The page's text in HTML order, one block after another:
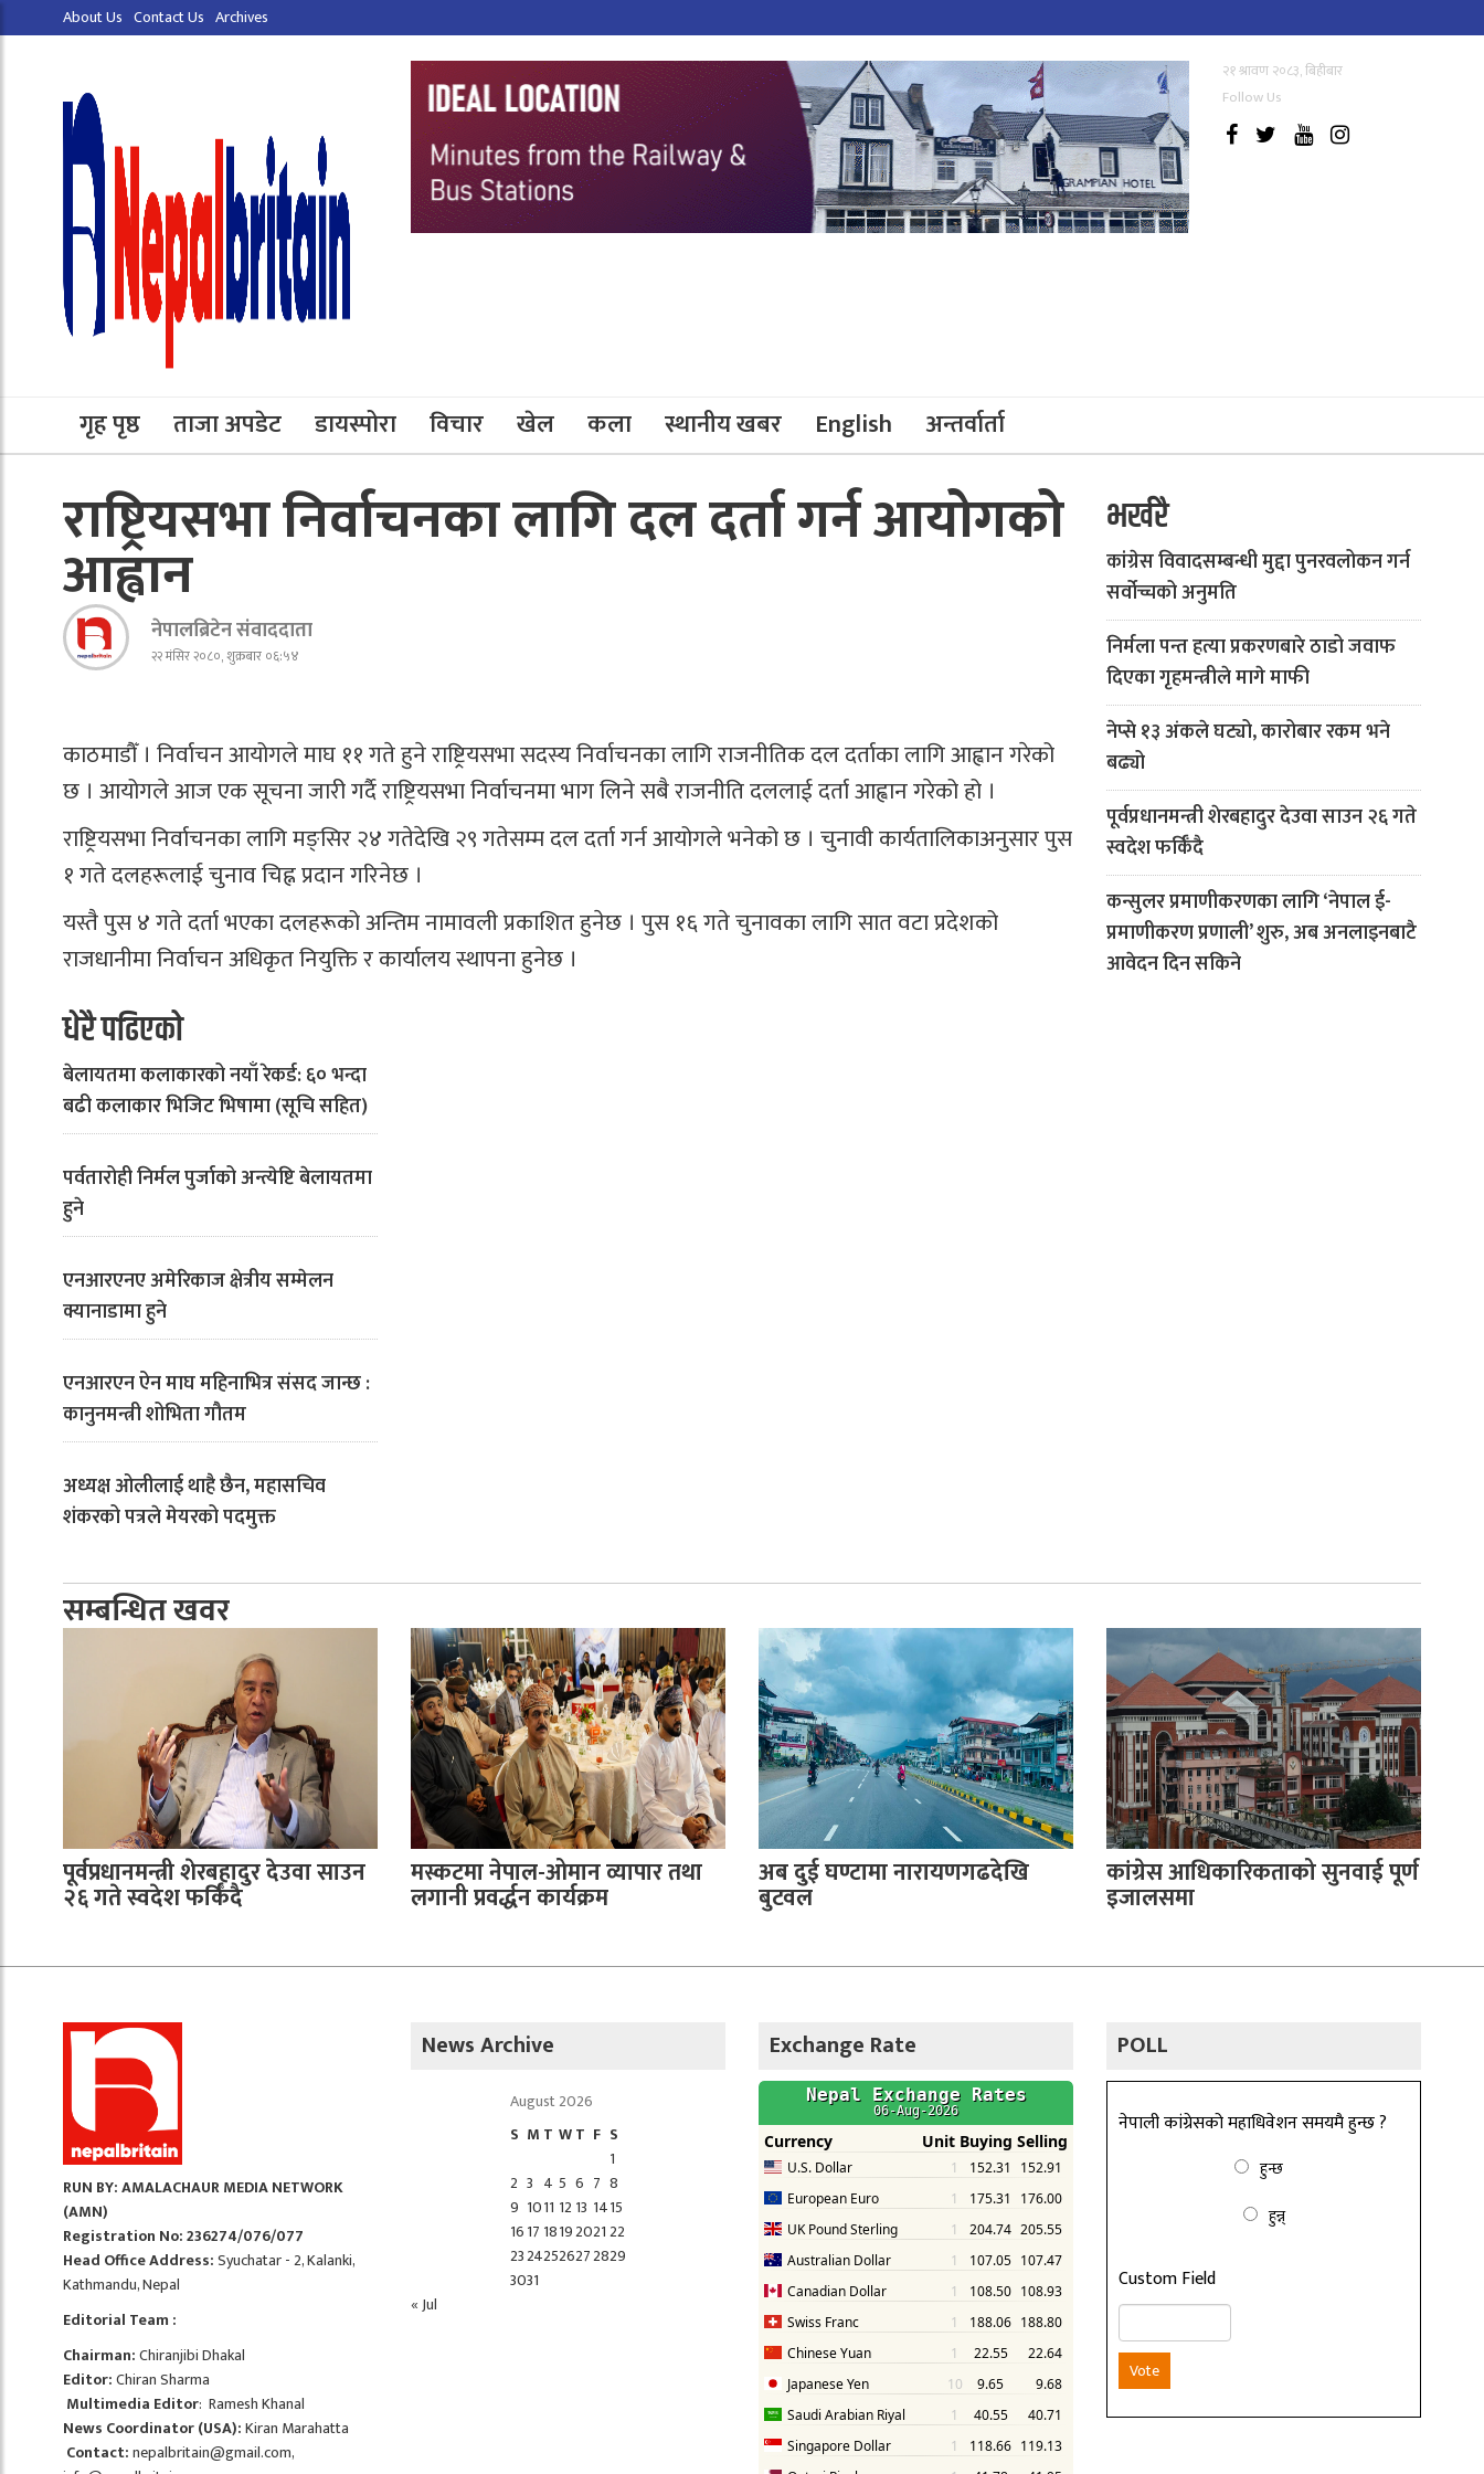
About Us Contact Us Archives
२१ श्रावण २०८३, बिहीबार
Follow Us
गृह पृष्ठ ताजा अपडेट डायस्पोरा विचार खेल कला स्थानीय खबर English अन्तर्वार्ता
राष्ट्रियसभा निर्वाचनका लागि दल दर्ता गर्न आयोगको
आह्वान
नेपालब्रिटेन संवाददाता
२२ मंसिर २०८०, शुक्रबार ०६:५४
काठमाडौँ । निर्वाचन आयोगले माघ ११ गते हुने राष्ट्रियसभा सदस्य निर्वाचनका लागि राजनीतिक दल दर्ताका लागि आह्वान गरेको
छ । आयोगले आज एक सूचना जारी गर्दै राष्ट्रियसभा निर्वाचनमा भाग लिने सबै राजनीति दललाई दर्ता आह्वान गरेको हो ।
राष्ट्रियसभा निर्वाचनका लागि मङ्सिर २४ गतेदेखि २९ गतेसम्म दल दर्ता गर्न आयोगले भनेको छ । चुनावी कार्यतालिकाअनुसार पुस
१ गते दलहरूलाई चुनाव चिह्न प्रदान गरिनेछ ।
यस्तै पुस ४ गते दर्ता भएका दलहरूको अन्तिम नामावली प्रकाशित हुनेछ । पुस १६ गते चुनावका लागि सात वटा प्रदेशको
राजधानीमा निर्वाचन अधिकृत नियुक्ति र कार्यालय स्थापना हुनेछ ।
भर्खरै
कांग्रेस विवादसम्बन्धी मुद्दा पुनरवलोकन गर्न
सर्वोच्चको अनुमति
निर्मला पन्त हत्या प्रकरणबारे ठाडो जवाफ
दिएका गृहमन्त्रीले मागे माफी
नेप्से १३ अंकले घट्यो, कारोबार रकम भने
बढ्यो
पूर्वप्रधानमन्त्री शेरबहादुर देउवा साउन २६ गते
स्वदेश फर्किँदै
कन्सुलर प्रमाणीकरणका लागि ‘नेपाल ई-
प्रमाणीकरण प्रणाली’ शुरु, अब अनलाइनबाटै
आवेदन दिन सकिने
धेरै पढिएको
बेलायतमा कलाकारको नयाँ रेकर्ड: ६० भन्दा
बढी कलाकार भिजिट भिषामा (सूचि सहित)
पर्वतारोही निर्मल पुर्जाको अन्त्येष्टि बेलायतमा
हुने
एनआरएनए अमेरिकाज क्षेत्रीय सम्मेलन
क्यानाडामा हुने
एनआरएन ऐन माघ महिनाभित्र संसद जान्छ :
कानुनमन्त्री शोभिता गौतम
अध्यक्ष ओलीलाई थाहै छैन, महासचिव
शंकरको पत्रले मेयरको पदमुक्त
सम्बन्धित खवर
पूर्वप्रधानमन्त्री शेरबहादुर देउवा साउन
२६ गते स्वदेश फर्किँदै
मस्कटमा नेपाल-ओमान व्यापार तथा
लगानी प्रवर्द्धन कार्यक्रम
अब दुई घण्टामा नारायणगढदेखि
बुटवल
कांग्रेस आधिकारिकताको सुनवाई पूर्ण
इजालसमा
RUN BY: AMALACHAUR MEDIA NETWORK
(AMN)
Registration No: 236274/076/077
Head Office Address:Syuchatar - 2, Kalanki,
Kathmandu, Nepal
Editorial Team :
Chairman:Chiranjibi Dhakal
Editor:Chiran Sharma
Multimedia Editor: Ramesh Khanal
News Coordinator (USA):Kiran Marahatta
Contact:nepalbritain@gmail.com,
News Archive
August 2026
S M T WT F S
1
2 3 4 5 6 7 8
9 1011 12 13 1415
1617 1819202122
23242526272829
3031
« Jul
Exchange Rate POLL
नेपाली कांग्रेसको महाधिवेशन समयमै हुन्छ ?
हुन्छ
हुन्न्
Custom Field
Vote